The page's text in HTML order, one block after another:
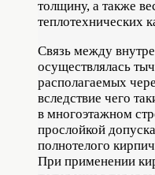
толщину, а также
теплотехнических
Связь между
осуществлялась
располагаемых
вследствие чего
в многоэтажном
прослойкой
полнотелого
При применении